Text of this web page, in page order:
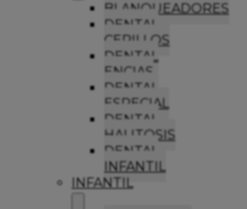
BLANQUEADORES
DENTAL
CEPILLOS
DENTAL
ENCIAS
DENTAL
ESPECIAL
DENTAL
HALITOSIS
DENTAL
INFANTIL
INFANTIL